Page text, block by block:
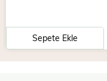
Sepete Ekle